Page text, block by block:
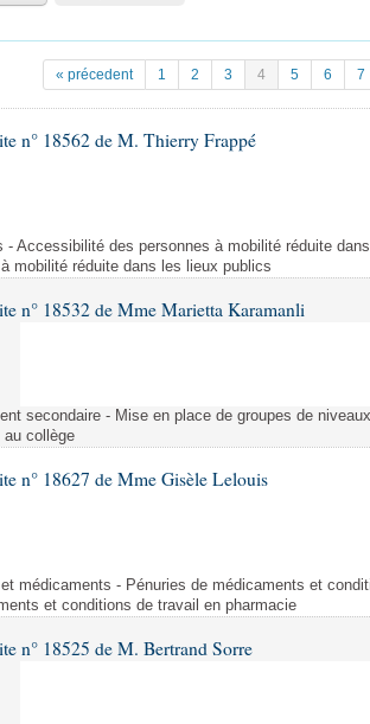
parlementaires
loi
des lois
des lois
sociale
et orales
des débats
sites publics
de droit
« précedent 1 2 3 4 5 6 7
n° 18562 de M. Thierry Frappé
- Accessibilité des personnes à mobilité réduite
mobilité réduite dans les lieux publics
n° 18532 de Mme Marietta Karamanli
secondaire - Mise en place de groupes de
au collège
n° 18627 de Mme Gisèle Lelouis
médicaments - Pénuries de médicaments et
et conditions de travail en pharmacie
n° 18525 de M. Bertrand Sorre